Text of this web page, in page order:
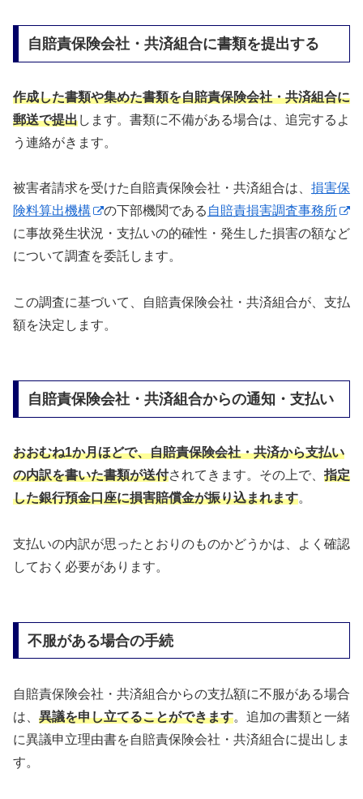
自賠責保険会社・共済組合に書類を提出する
作成した書類や集めた書類を自賠責保険会社・共済組合に
郵送で提出します。書類に不備がある場合は、追完するよ
う連絡がきます。
被害者請求を受けた自賠責保険会社・共済組合は、 損害保
険料算出機構
の下部機関である 自賠責損害調査事務所
に事故発生状況・支払いの的確性・発生した損害の額など
について調査を委託します。
この調査に基づいて、自賠責保険会社・共済組合が、支払
額を決定します。
自賠責保険会社・共済組合からの通知・支払い
おおむね1か月ほどで、自賠責保険会社・共済から支払い
の内訳を書いた書類が送付されてきます。その上で、 指定
した銀行預金口座に損害賠償金が振り込まれます。
支払いの内訳が思ったとおりのものかどうかは、よく確認
しておく必要があります。
不服がある場合の手続
自賠責保険会社・共済組合からの支払額に不服がある場合
は、 異議を申し立てることができます。追加の書類と一緒
に異議申立理由書を自賠責保険会社・共済組合に提出しま
す。